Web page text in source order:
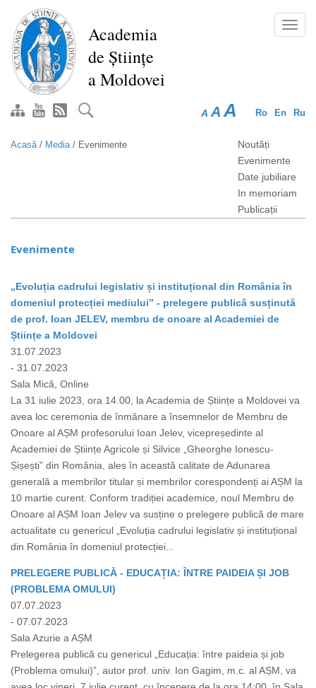
conţinutul
principal
Academia
de Științe
a Moldovei
Ro En Ru
A A A
Acasă/ Media/ Evenimente
Noutăți
Evenimente
Date jubiliare
In memoriam
Publicații
Evenimente
„Evoluția cadrului legislativ și instituțional din România în
domeniul protecției mediului” - prelegere publică susținută
de prof. Ioan JELEV, membru de onoare al Academiei de
Științe a Moldovei
31.07.2023
- 31.07.2023
Sala Mică, Online
La 31 iulie 2023, ora 14.00, la Academia de Științe a Moldovei va
avea loc ceremonia de înmânare a însemnelor de Membru de
Onoare al AȘM profesorului Ioan Jelev, vicepreședinte al
Academiei de Științe Agricole și Silvice „Gheorghe Ionescu-
Șișești” din România, ales în această calitate de Adunarea
generală a membrilor titular și membrilor corespondenți ai AȘM la
10 martie curent. Conform tradiției academice, noul Membru de
Onoare al AȘM Ioan Jelev va susține o prelegere publică de mare
actualitate cu genericul „Evoluția cadrului legislativ și instituțional
din România în domeniul protecției...
PRELEGERE PUBLICĂ - EDUCAȚIA: ÎNTRE PAIDEIA ȘI JOB
(PROBLEMA OMULUI)
07.07.2023
- 07.07.2023
Sala Azurie a AȘM
Prelegerea publică cu genericul „Educația: între paideia și job
(Problema omului)”, autor prof. univ. Ion Gagim, m.c. al AȘM, va